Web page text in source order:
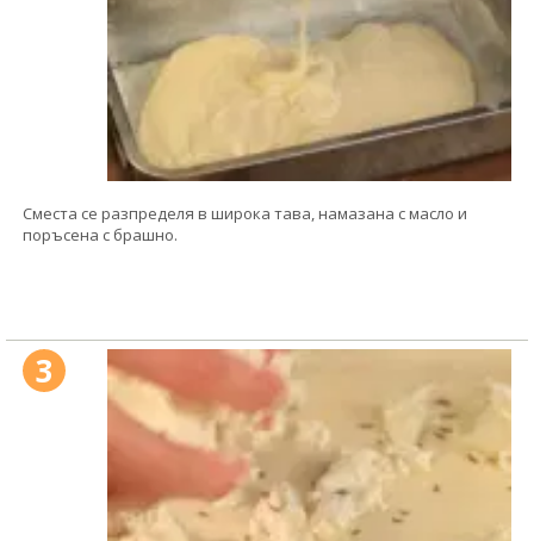
Сместа се разпределя в широка тава, намазана с масло и
поръсена с брашно.
3